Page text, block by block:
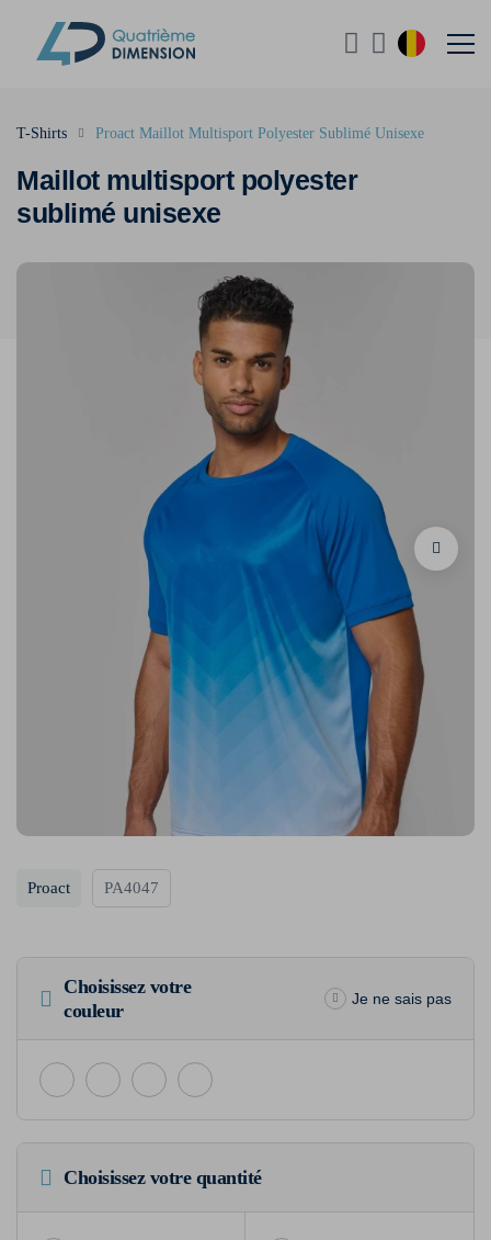
Maillot multisport polyester
sublimé unisexe
T-Shirts Proact Maillot Multisport Polyester Sublimé Unisexe
Proact PA4047
Choisissez votre
couleur
Je ne sais pas
Choisissez votre quantité